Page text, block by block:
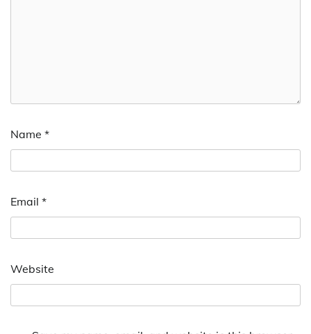
Name *
Email *
Website